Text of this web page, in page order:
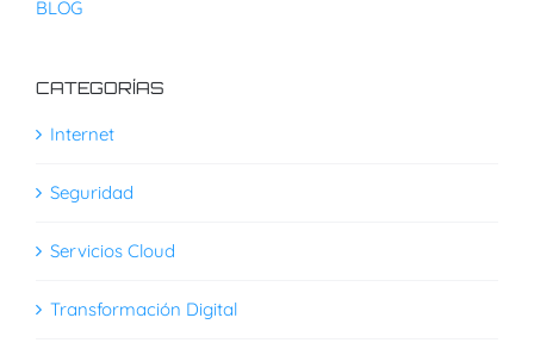
BLOG
CATEGORÍAS
Internet
Seguridad
Servicios Cloud
Transformación Digital